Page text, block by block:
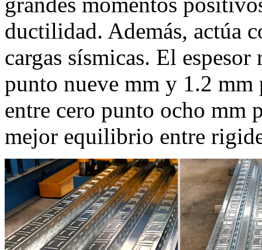
ductilidad. Además, actúa
cargas sísmicas. El
punto nueve mm y 1.2
entre cero punto ocho mm
mejor equilibrio entre